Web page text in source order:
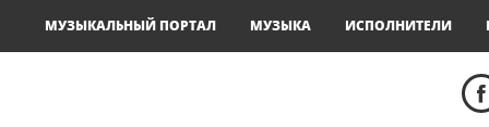
МУЗЫКАЛЬНЫЙ ПОРТАЛ МУЗЫКА ИСПОЛНИТЕЛИ